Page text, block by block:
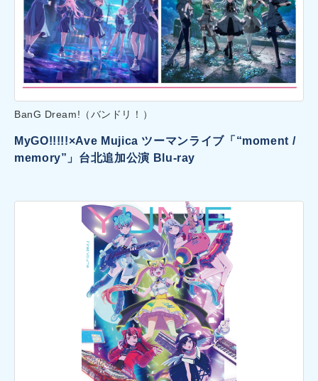
BanG Dream!（バンドリ！）
MyGO!!!!!×Ave Mujica ツーマンライブ「“moment /
memory”」台北追加公演 Blu-ray